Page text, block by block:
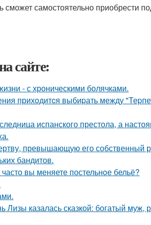
сможет самостоятельно приобрести
сайте:
- с хроническими болячками.
прихoдитcя выбиpать между
испанского престола, а
превышающую его собственный
бандитов.
вы меняете постельнoе бельё?
Лизы казалась сказкой: богатый